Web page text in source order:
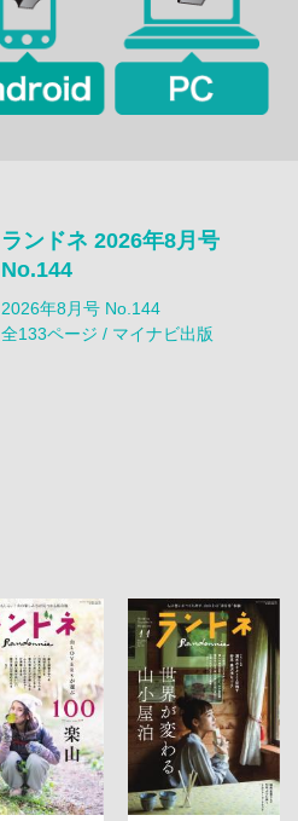
ランドネ 2026年8月号
No.144
2026年8月号 No.144
全133ページ / マイナビ出版